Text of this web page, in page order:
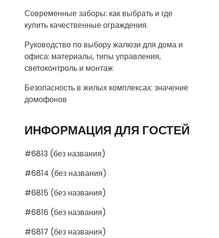
Современные заборы: как выбрать и где
купить качественные ограждения.
Руководство по выбору жалюзи для дома и
офиса: материалы, типы управления,
светоконтроль и монтаж
Безопасность в жилых комплексах: значение
домофонов
ИНФОРМАЦИЯ ДЛЯ ГОСТЕЙ
#6813 (без названия)
#6814 (без названия)
#6815 (без названия)
#6816 (без названия)
#6817 (без названия)